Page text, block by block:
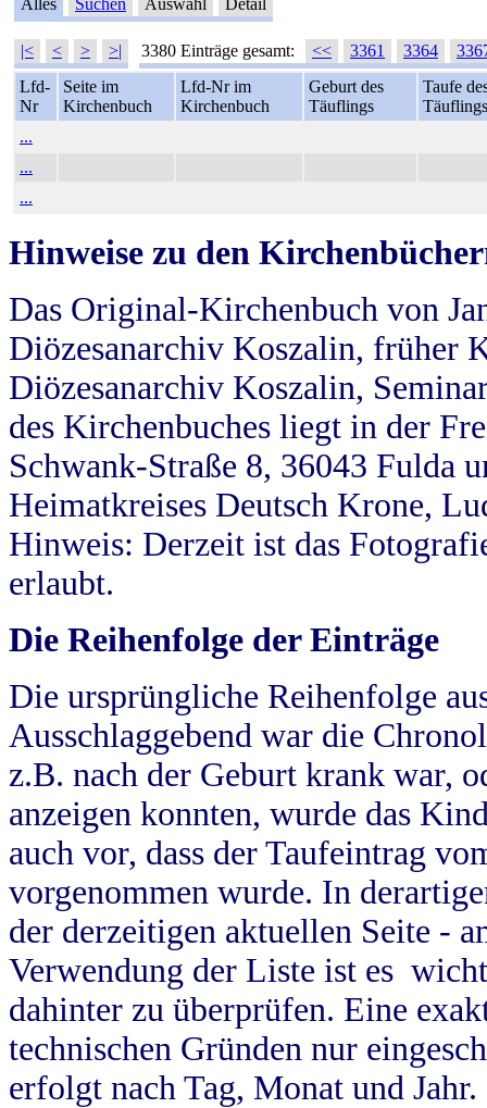
Alles Suchen Auswahl Detail
|< < > >| 3380 Einträge gesamt: << 3361 3364
Lfd-
Nr
Seite im
Kirchenbuch
Lfd-Nr im
Kirchenbuch
Geburt des
Täuflings
Taufe
Täuflings
...
...
...
Hinweise zu den
Das Original-Kirchenbuch von
Diözesanarchiv Koszalin, früher
Diözesanarchiv Koszalin,
des Kirchenbuches liegt in der
Schwank-Straße 8, 36043 Fulda
Heimatkreises Deutsch Krone,
Hinweis: Derzeit ist das
erlaubt.
Die Reihenfolge der Einträge
Die ursprüngliche Reihenfolge
Ausschlaggebend war die
z.B. nach der Geburt krank war,
anzeigen konnten, wurde das
auch vor, dass der Taufeintrag
vorgenommen wurde. In
der derzeitigen aktuellen Seite -
Verwendung der Liste ist es
dahinter zu überprüfen. Eine
technischen Gründen nur
erfolgt nach Tag, Monat und Jahr.